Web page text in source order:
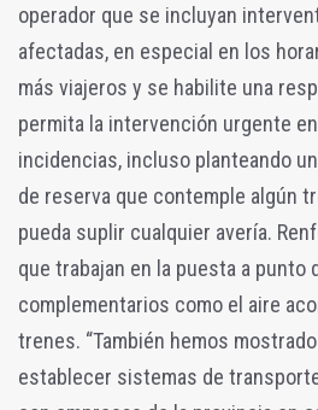
operador que se incluyan
afectadas, en especial en los
más viajeros y se habilite una
permita la intervención urgente
incidencias, incluso planteando
de reserva que contemple algún
pueda suplir cualquier avería.
que trabajan en la puesta a punto
complementarios como el aire
trenes. “También hemos
establecer sistemas de